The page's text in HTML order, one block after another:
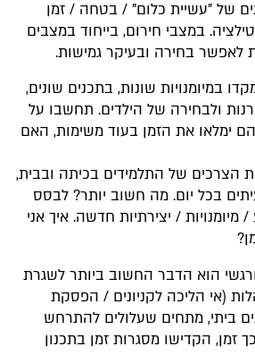
של "עשיית כלום" / בטחה / זמן
במצבי חירום, בייחוד במצבים
לאפשר בחירה ובעיקר גמישות.
במיומנויות שונות, בתכנים שונים,
ולבחירה של הילדים. תחשבו על
ימלאו את הזמן בעוד משימות, האם
הצרכים של התלמידים בכיתה ובבית,
בכל יום. מה חשוב יותר? לבסס
מיומנויות / יצירתיות חדשה. איך אני
הוא הדבר החשוב ביותר לשגרת
(אי הליכה לקניונים / הפסקת
ביתי, מתחים שעלולים להתרחש
זמן, הקדישו מסגרות זמן בתכנון